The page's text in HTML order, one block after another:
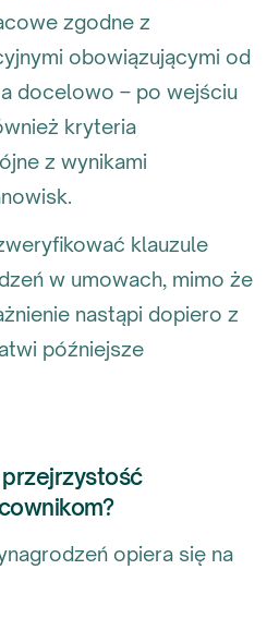
zgodne z
obowiązującymi od
docelowo – po wejściu
kryteria
z wynikami
klauzule
w umowach, mimo że
nastąpi dopiero z
późniejsze
opiera się na